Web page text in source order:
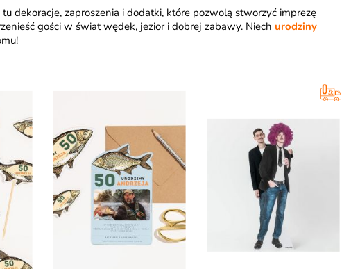
dekoracje, zaproszenia i dodatki, które pozwolą stworzyć imprezę
gości w świat wędek, jezior i dobrej zabawy. Niech urodziny